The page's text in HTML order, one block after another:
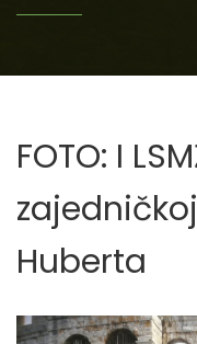
FOTO: I
Huberta